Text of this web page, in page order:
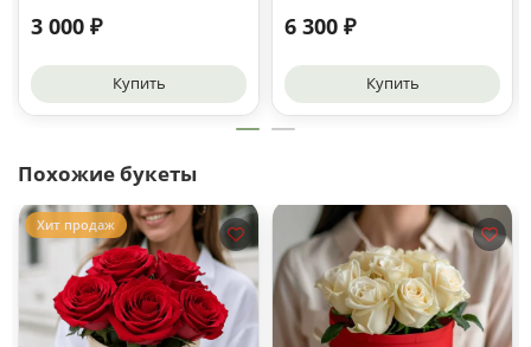
3 000 ₽
Купить
6 300 ₽
Купить
Похожие букеты
Хит продаж